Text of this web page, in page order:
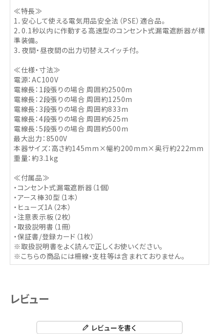
≪特長≫
1．安心して使える電気用品安全法（PSE）適合品。
2．0.1秒以内に作動する高速型のコンセント式漏電遮断器が標
準装備。
3．夜間・昼夜間の出力切替えスイッチ付。
≪仕様・寸法≫
電源：AC100V
電線長：1段張りの場合 周囲約2500m
電線長：2段張りの場合 周囲約1250m
電線長：3段張りの場合 周囲約833m
電線長：4段張りの場合 周囲約625m
電線長：5段張りの場合 周囲約500m
最大出力：8500V
本器サイズ：高さ約145mm×幅約200mm×奥行約222mm
重量：約3.1kg
≪付属品≫
・コンセント式漏電遮断器（1個）
・アース棒30型（1本）
・ヒューズ1A（2本）
・注意表示板（2枚）
・取扱説明書（1冊）
・保証書/登録カード（1枚）
※取扱説明書をよく読んで正しくお使いください。
※こちらの商品には柵線・支柱等は含まれておりません。
レビュー
レビューを書く